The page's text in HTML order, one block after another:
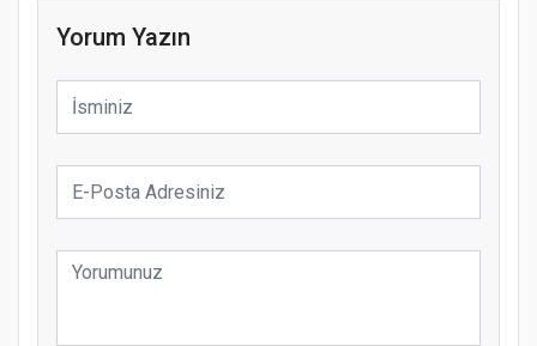
Yorum Yazın